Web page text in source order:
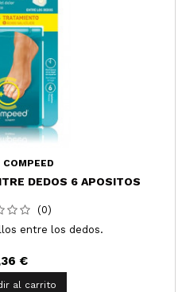
COMPEED
DEDOS 6 APOSITOS
(0)
entre los dedos.
€
al carrito